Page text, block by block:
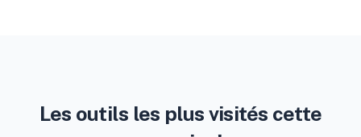
Les outils les plus visités cette